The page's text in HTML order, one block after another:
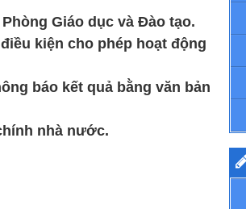
Giáo dục và Đào tạo.
kiện cho phép hoạt động
báo kết quả bằng văn bản
nhà nước.